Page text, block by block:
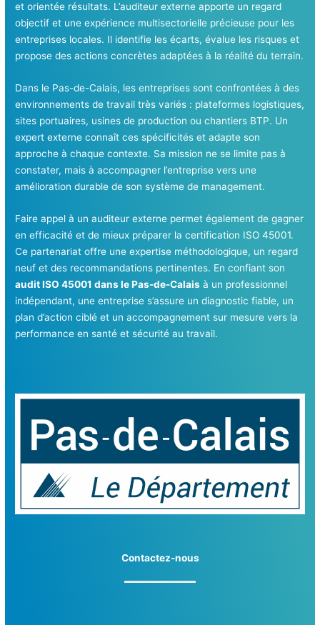
et orientée résultats. L’auditeur externe apporte un regard
objectif et une expérience multisectorielle précieuse pour les
entreprises locales. Il identifie les écarts, évalue les risques et
propose des actions concrètes adaptées à la réalité du terrain.
Dans le Pas-de-Calais, les entreprises sont confrontées à des
environnements de travail très variés : plateformes logistiques,
sites portuaires, usines de production ou chantiers BTP. Un
expert externe connaît ces spécificités et adapte son
approche à chaque contexte. Sa mission ne se limite pas à
constater, mais à accompagner l’entreprise vers une
amélioration durable de son système de management.
Faire appel à un auditeur externe permet également de gagner
en efficacité et de mieux préparer la certification ISO 45001.
Ce partenariat offre une expertise méthodologique, un regard
neuf et des recommandations pertinentes. En confiant son
audit ISO 45001 dans le Pas-de-Calais à un professionnel
indépendant, une entreprise s’assure un diagnostic fiable, un
plan d’action ciblé et un accompagnement sur mesure vers la
performance en santé et sécurité au travail.
Contactez-nous